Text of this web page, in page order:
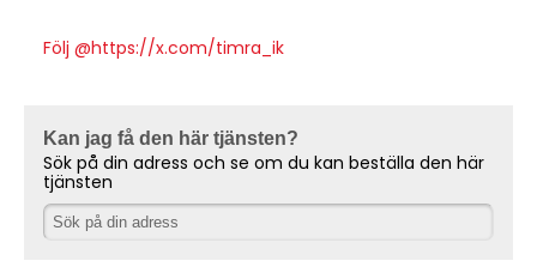
Följ @https://x.com/timra_ik
Kan jag få den här tjänsten?
Sök på din adress och se om du kan beställa den här
tjänsten